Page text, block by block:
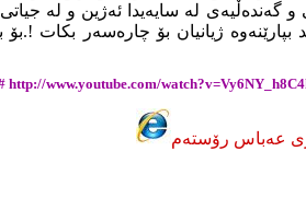
گه‌نده‌ڵیه‌ی له‌ سایه‌یدا ئه‌ژین و له‌
ژیانیان بۆ چاره‌سه‌ر بکات !.بۆ
http://www.youtube.com/
عەباس رۆستەم